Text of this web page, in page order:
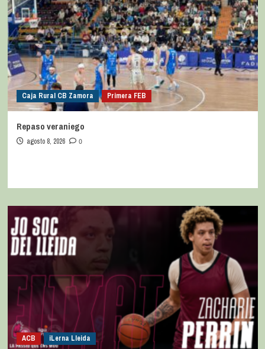
Caja Rural CB Zamora Primera FEB
Repaso veraniego
agosto 8, 2026 0
ACB iLerna Lleida